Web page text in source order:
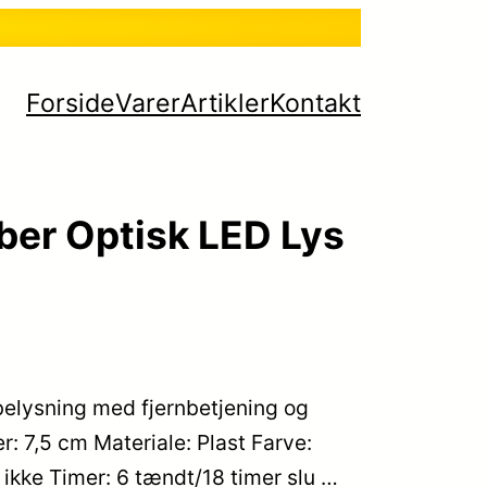
ForsideVarerArtiklerKontakt
Optisk LED Lys
med fjernbetjening og
7,5 cm Materiale: Plast Farve:
Timer: 6 tændt/18 timer slu …